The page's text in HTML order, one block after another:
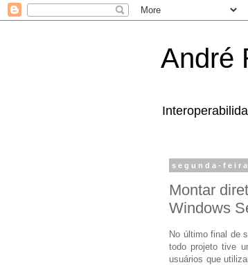
André
segunda-
Montar
Windows
No último final de
todo projeto tive
usuários que